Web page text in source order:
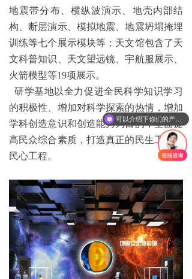
地震带分布、横纵波演示、地壳内部结
构、断层演示、模拟地震、地震坍塌掩埋
训练等七个展示模块等 ； 天文馆包含了天
文科普知识、天文望远镜、宇航服展示、
火箭模型等19项展示。
研学基地以全力促进全民科学知识学习
的积极性、增加对科学探索的热情，增加
学科创造意识和创造能力为目的，全面提
高民众综合素质，打造真正的民生工程，
民心工程。
可以介绍下你们的产品么